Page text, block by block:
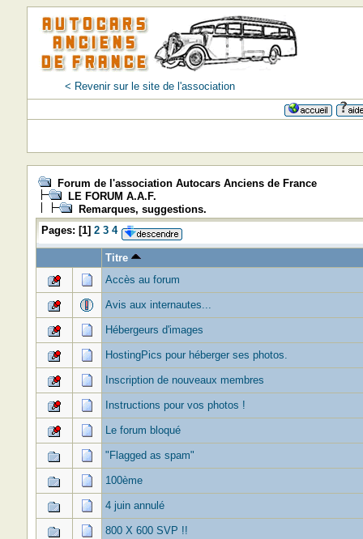
< Revenir sur le site de l'association
Forum de l'association Autocars Anciens de France
LE FORUM A.A.F.
Remarques, suggestions.
Pages: [1] 2 3 4
Titre
Accès au forum
Avis aux internautes...
Hébergeurs d'images
HostingPics pour héberger ses photos.
Inscription de nouveaux membres
Instructions pour vos photos !
Le forum bloqué
"Flagged as spam"
100ème
4 juin annulé
800 X 600 SVP !!